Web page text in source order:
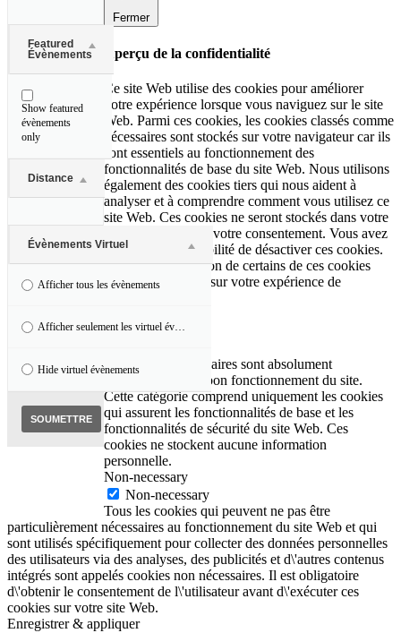
Featured
Évènements
Show featured
évènements
only
Distance
Évènements Virtuel
Afficher tous les évènements
Afficher seulement les virtuel évènements
Hide virtuel évènements
Fermer
Aperçu de la confidentialité
Ce site Web utilise des cookies pour améliorer
votre expérience lorsque vous naviguez sur le site
Web. Parmi ces cookies, les cookies classés comme
nécessaires sont stockés sur votre navigateur car ils
sont essentiels au fonctionnement des
fonctionnalités de base du site Web. Nous utilisons
également des cookies tiers qui nous aident à
analyser et à comprendre comment vous utilisez ce
site Web. Ces cookies ne seront stockés dans votre
navigateur qu'avec votre consentement. Vous avez
également la possibilité de désactiver ces cookies.
Mais la désactivation de certains de ces cookies
peut avoir un effet sur votre expérience de
Necessary
Les cookies nécessaires sont absolument
indispensables au bon fonctionnement du site.
Cette catégorie comprend uniquement les cookies
qui assurent les fonctionnalités de base et les
fonctionnalités de sécurité du site Web. Ces
cookies ne stockent aucune information
personnelle.
Non-necessary
Non-necessary
Tous les cookies qui peuvent ne pas être
particulièrement nécessaires au fonctionnement du site Web et qui
sont utilisés spécifiquement pour collecter des données personnelles
des utilisateurs via des analyses, des publicités et d\'autres contenus
intégrés sont appelés cookies non nécessaires. Il est obligatoire
d\'obtenir le consentement de l\'utilisateur avant d\'exécuter ces
cookies sur votre site Web.
Enregistrer & appliquer